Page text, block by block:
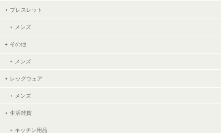
ブレスレット
メンズ
その他
メンズ
レッグウェア
メンズ
生活雑貨
キッチン用品